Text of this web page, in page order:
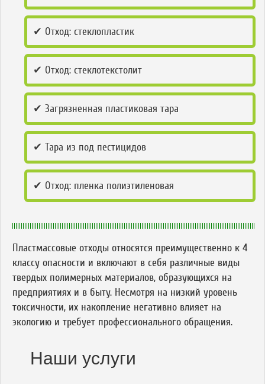
✔ Отход: стеклопластик
✔ Отход: стеклотекстолит
✔ Загрязненная пластиковая тара
✔ Тара из под пестицидов
✔ Отход: пленка полиэтиленовая
Пластмассовые отходы относятся преимущественно к 4
классу опасности и включают в себя различные виды
твердых полимерных материалов, образующихся на
предприятиях и в быту. Несмотря на низкий уровень
токсичности, их накопление негативно влияет на
экологию и требует профессионального обращения.
Наши услуги